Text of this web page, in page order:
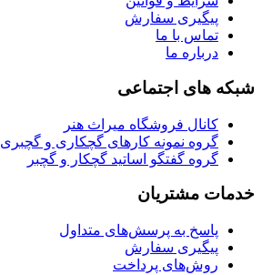
پیگیری سفارش
تماس با ما
درباره ما
شبکه های اجتماعی
کانال فروشگاه میراث هنر
گروه نمونه کارهای گچکاری و گچبری
گروه گفتگو اساتید گچکار و گچبر
خدمات مشتریان
پاسخ به پرسش‌های متداول
پیگیری سفارش
روش‌های پرداخت